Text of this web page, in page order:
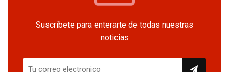
Suscríbete para enterarte de todas nuestras
noticias